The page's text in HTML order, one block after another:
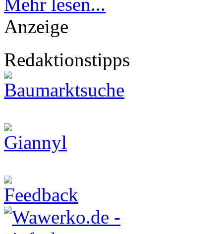
Anzeige
Redaktionstipps